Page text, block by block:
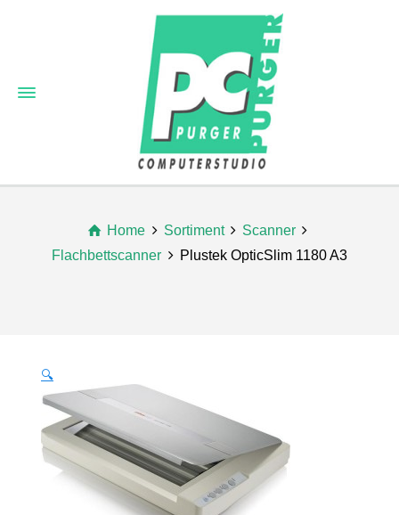
Home Sortiment
Scanner
Flachbettscanner
Plustek OpticSlim 1180 A3
🔍